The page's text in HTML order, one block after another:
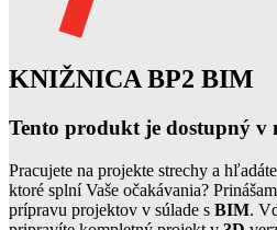
KNIŽNICA BP2 BIM
Tento produkt je dostupný v
Pracujete na projekte strechy a
ktoré splní Vaše očakávania?
prípravu projektov v súlade s BIM.